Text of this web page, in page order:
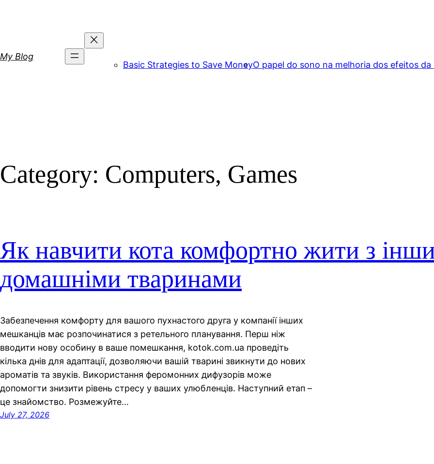
My Blog
Basic Strategies to Save MoneyO papel do sono na melhoria dos efeitos da
Category: Computers, Games
Як навчити кота комфортно жити з
домашніми тваринами
Забезпечення комфорту для вашого пухнастого друга у компанії інших
мешканців має розпочинатися з ретельного планування. Перш ніж
вводити нову особину в ваше помешкання, kotok.com.ua проведіть
кілька днів для адаптації, дозволяючи вашій тварині звикнути до нових
ароматів та звуків. Використання феромонних дифузорів може
допомогти знизити рівень стресу у ваших улюбленців. Наступний етап –
це знайомство. Розмежуйте…
July 27, 2026